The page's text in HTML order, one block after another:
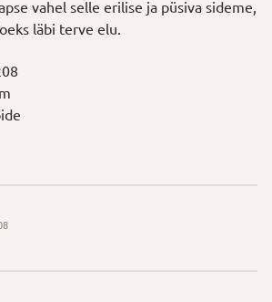
vahel selle erilise ja püsiva sideme,
läbi terve elu.